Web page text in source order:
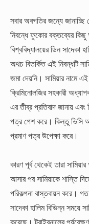
সবার অবগতির জন্যে জানাচ্ছি
নিবন্ধে ফুকোর বক্তব্যের কিছু
বিশ্ববিদ্যালয়ের ডিন সাদেকা
অথচ বিতর্কিত এই নিবন্ধটি
জমা দেয়নি। সামিয়ার নামে
ক্রিমিনোলজির সহকারী
এর তীব্র প্রতিবাদ জানায় এবং
পত্র পেশ করে। কিন্তু ভিসি
প্রমাণ পত্র উপেক্ষা করে।
কারণ পূর্ব থেকেই তারা
আসার পর সামিয়াকে শাস্তি
পরিকল্পনা বাস্তবায়ন করে।
সাদেকা হালিম বিভিন্ন সময়ে
করেছে। ট্রাইবুনালের